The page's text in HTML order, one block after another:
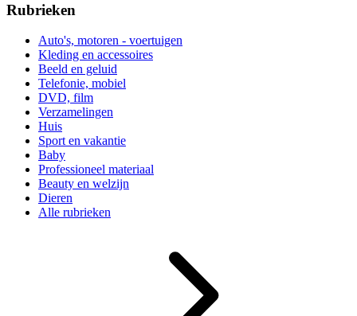
Rubrieken
Auto's, motoren - voertuigen
Kleding en accessoires
Beeld en geluid
Telefonie, mobiel
DVD, film
Verzamelingen
Huis
Sport en vakantie
Baby
Professioneel materiaal
Beauty en welzijn
Dieren
Alle rubrieken